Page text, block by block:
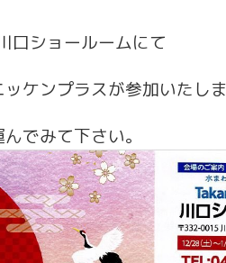
口ショールームにて
ケンプラスが参加いたしま
でみて下さい。